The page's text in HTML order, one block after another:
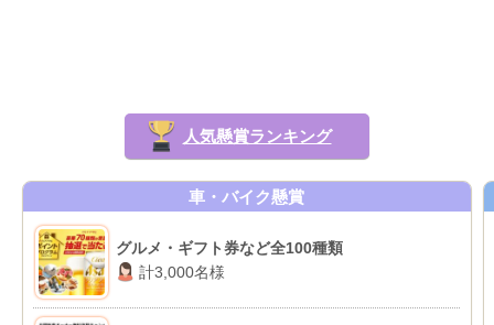
人気懸賞ランキング
車・バイク懸賞
グルメ・ギフト券など全100種類
計3,000名様